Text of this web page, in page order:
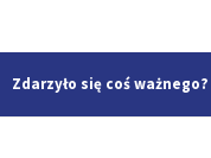
Zdarzyło się coś ważnego?